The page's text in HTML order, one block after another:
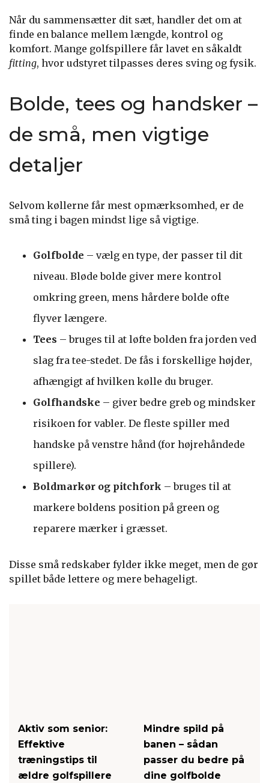
Når du sammensætter dit sæt, handler det om at
finde en balance mellem længde, kontrol og
komfort. Mange golfspillere får lavet en såkaldt
fitting, hvor udstyret tilpasses deres sving og fysik.
Bolde, tees og handsker –
de små, men vigtige
detaljer
Selvom køllerne får mest opmærksomhed, er de
små ting i bagen mindst lige så vigtige.
Golfbolde – vælg en type, der passer til dit
niveau. Bløde bolde giver mere kontrol
omkring green, mens hårdere bolde ofte
flyver længere.
Tees – bruges til at løfte bolden fra jorden ved
slag fra tee-stedet. De fås i forskellige højder,
afhængigt af hvilken kølle du bruger.
Golfhandske – giver bedre greb og mindsker
risikoen for vabler. De fleste spiller med
handske på venstre hånd (for højrehåndede
spillere).
Boldmarkør og pitchfork – bruges til at
markere boldens position på green og
reparere mærker i græsset.
Disse små redskaber fylder ikke meget, men de gør
spillet både lettere og mere behageligt.
Aktiv som senior:
Effektive
træningstips til
ældre golfspillere
Mindre spild på
banen – sådan
passer du bedre på
dine golfbolde